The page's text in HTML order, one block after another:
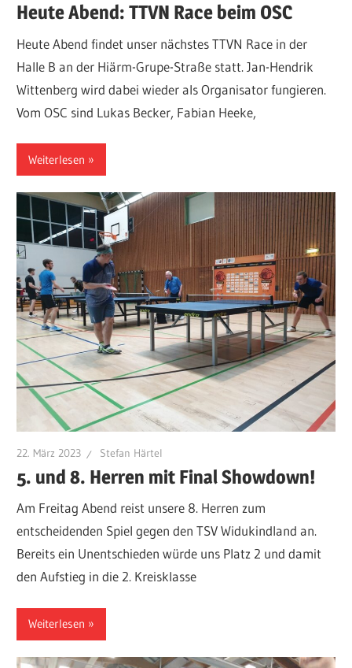
Heute Abend: TTVN Race beim OSC
Heute Abend findet unser nächstes TTVN Race in der
Halle B an der Hiärm-Grupe-Straße statt. Jan-Hendrik
Wittenberg wird dabei wieder als Organisator fungieren.
Vom OSC sind Lukas Becker, Fabian Heeke,
Weiterlesen
22. März 2023 Stefan Härtel
5. und 8. Herren mit Final Showdown!
Am Freitag Abend reist unsere 8. Herren zum
entscheidenden Spiel gegen den TSV Widukindland an.
Bereits ein Unentschieden würde uns Platz 2 und damit
den Aufstieg in die 2. Kreisklasse
Weiterlesen